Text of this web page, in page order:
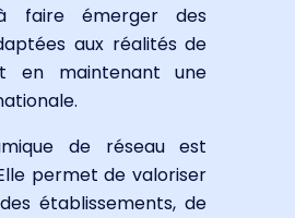
faire émerger des
aux réalités de
en maintenant une
de réseau est
permet de valoriser
établissements, de